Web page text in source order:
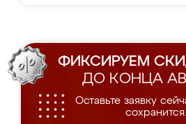
ФИКСИРУЕМ
ДО КОНЦА
Оставьте заявку
сохранится.